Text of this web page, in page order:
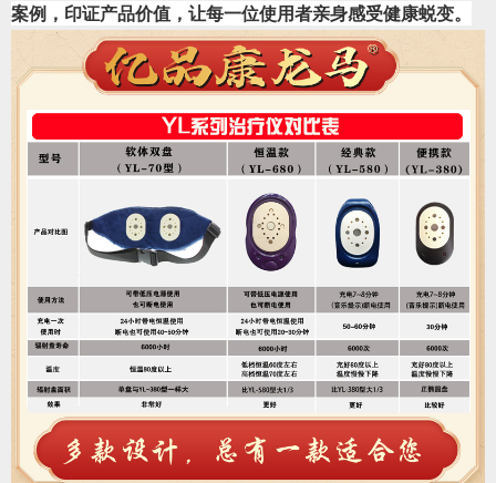
案例，印证产品价值，让每一位使用者亲身感受健康蜕变。